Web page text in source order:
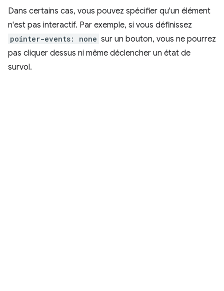
Dans certains cas, vous pouvez spécifier qu'un élément
n'est pas interactif. Par exemple, si vous définissez
pointer-events: none sur un bouton, vous ne pourrez
pas cliquer dessus ni même déclencher un état de
survol.